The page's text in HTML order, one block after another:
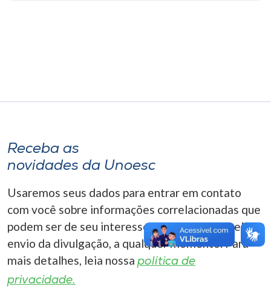
A+
A-
Receba as
novidades da Unoesc
Usaremos seus dados para entrar em contato
com você sobre informações correlacionadas que
podem ser de seu interesse. Você pode cancelar o
envio da divulgação, a qualquer momento. Para
mais detalhes, leia nossa política de
privacidade.